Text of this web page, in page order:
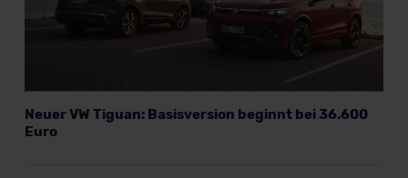
Neuer VW Tiguan: Basisversion beginnt bei 36.600
Euro